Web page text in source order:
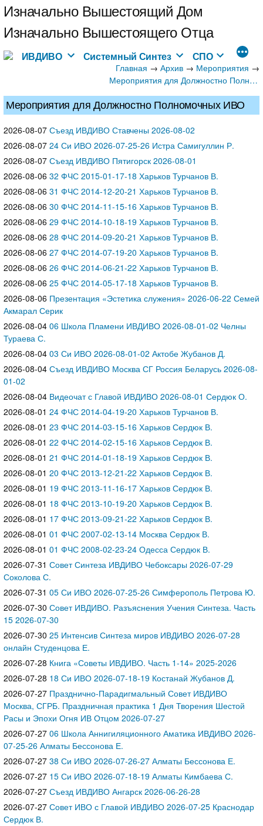
Перейти
к
содержимому
Изначально Вышестоящий Дом
Изначально Вышестоящего Отца
ИВДИВО Системный Синтез СПО
Главная → Архив → Мероприятия →
Мероприятия для Должностно Полномочных ИВО
Мероприятия для Должностно Полномочных ИВО
2026-08-07 Съезд ИВДИВО Ставчены 2026-08-02
2026-08-07 24 Си ИВО 2026-07-25-26 Истра Самигуллин Р.
2026-08-07 Съезд ИВДИВО Пятигорск 2026-08-01
2026-08-06 32 ФЧС 2015-01-17-18 Харьков Турчанов В.
2026-08-06 31 ФЧС 2014-12-20-21 Харьков Турчанов В.
2026-08-06 30 ФЧС 2014-11-15-16 Харьков Турчанов В.
2026-08-06 29 ФЧС 2014-10-18-19 Харьков Турчанов В.
2026-08-06 28 ФЧС 2014-09-20-21 Харьков Турчанов В.
2026-08-06 27 ФЧС 2014-07-19-20 Харьков Турчанов В.
2026-08-06 26 ФЧС 2014-06-21-22 Харьков Турчанов В.
2026-08-06 25 ФЧС 2014-05-17-18 Харьков Турчанов В.
2026-08-06 Презентация «Эстетика служения» 2026-06-22 Семей
Акмарал Серик
2026-08-04 06 Школа Пламени ИВДИВО 2026-08-01-02 Челны
Тураева С.
2026-08-04 03 Си ИВО 2026-08-01-02 Актобе Жубанов Д.
2026-08-04 Съезд ИВДИВО Москва СГ Россия Беларусь 2026-08-
01-02
2026-08-04 Видеочат с Главой ИВДИВО 2026-08-01 Сердюк О.
2026-08-01 24 ФЧС 2014-04-19-20 Харьков Турчанов В.
2026-08-01 23 ФЧС 2014-03-15-16 Харьков Сердюк В.
2026-08-01 22 ФЧС 2014-02-15-16 Харьков Сердюк В.
2026-08-01 21 ФЧС 2014-01-18-19 Харьков Сердюк В.
2026-08-01 20 ФЧС 2013-12-21-22 Харьков Сердюк В.
2026-08-01 19 ФЧС 2013-11-16-17 Харьков Сердюк В.
2026-08-01 18 ФЧС 2013-10-19-20 Харьков Сердюк В.
2026-08-01 17 ФЧС 2013-09-21-22 Харьков Сердюк В.
2026-08-01 01 ФЧС 2007-02-13-14 Москва Сердюк В.
2026-08-01 01 ФЧС 2008-02-23-24 Одесса Сердюк В.
2026-07-31 Совет Синтеза ИВДИВО Чебоксары 2026-07-29
Соколова С.
2026-07-31 05 Си ИВО 2026-07-25-26 Симферополь Петрова Ю.
2026-07-30 Совет ИВДИВО. Разъяснения Учения Синтеза. Часть
15 2026-07-30
2026-07-30 25 Интенсив Синтеза миров ИВДИВО 2026-07-28
онлайн Студенцова Е.
2026-07-28 Книга «Советы ИВДИВО. Часть 1-14» 2025-2026
2026-07-28 18 Си ИВО 2026-07-18-19 Костанай Жубанов Д.
2026-07-27 Празднично-Парадигмальный Совет ИВДИВО
Москва, СГРБ. Праздничная практика 1 Дня Творения Шестой
Расы и Эпохи Огня ИВ Отцом 2026-07-27
2026-07-27 06 Школа Аннигиляционного Аматика ИВДИВО 2026-
07-25-26 Алматы Бессонова Е.
2026-07-27 38 Си ИВО 2026-07-26-27 Алматы Бессонова Е.
2026-07-27 15 Си ИВО 2026-07-18-19 Алматы Кимбаева С.
2026-07-27 Съезд ИВДИВО Ангарск 2026-06-26-28
2026-07-27 Совет ИВО с Главой ИВДИВО 2026-07-25 Краснодар
Сердюк В.